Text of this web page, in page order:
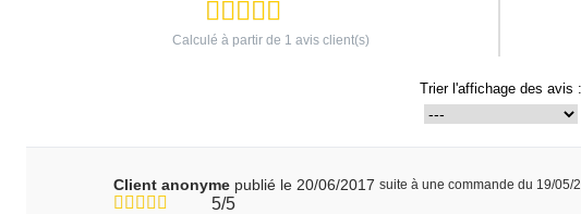
Calculé à partir de 1 avis client(s)
Trier l'affichage des avis :
Client anonyme publié le 20/06/2017 suite à une commande du 19/05/
5/5